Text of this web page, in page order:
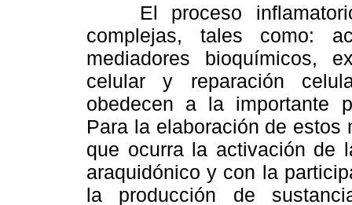
El proceso inflamatorio
complejas, tales como:
mediadores bioquímicos,
celular y reparación
obedecen a la importante
Para la elaboración de
que ocurra la activación de
araquidónico y con la
la producción de